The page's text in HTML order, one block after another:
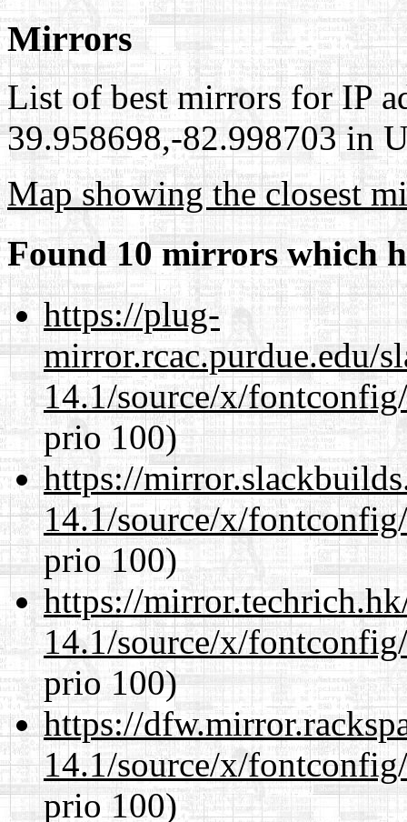
Mirrors
List of best mirrors for IP
39.958698,-82.998703 in
Map showing the closest
Found 10 mirrors which
https://plug-
mirror.rcac.purdue.edu/
14.1/source/x/
prio 100)
https://
14.1/source/x/
prio 100)
https://
14.1/source/x/
prio 100)
https://
14.1/source/x/
prio 100)